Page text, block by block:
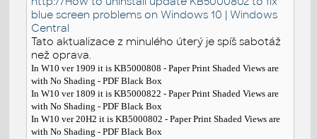
blue screen problems on Windows 10 | Windows
Central
Tato aktualizace z minulého úterý je spíš sabotáž
než oprava.
In W10 ver 1909 it is KB5000808 - Paper Print Shaded Views are
with No Shading - PDF Black Box
In W10 ver 1809 it is KB5000822 - Paper Print Shaded Views are
with No Shading - PDF Black Box
In W10 ver 20H2 it is KB5000802 - Paper Print Shaded Views are
with No Shading - PDF Black Box